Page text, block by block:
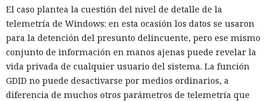
El caso plantea la cuestión del nivel de detalle de la
telemetría de Windows: en esta ocasión los datos se usaron
para la detención del presunto delincuente, pero ese mismo
conjunto de información en manos ajenas puede revelar la
vida privada de cualquier usuario del sistema. La función
GDID no puede desactivarse por medios ordinarios, a
diferencia de muchos otros parámetros de telemetría que